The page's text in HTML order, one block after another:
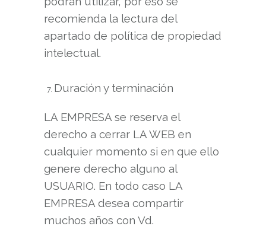
recomienda la lectura del
apartado de política de propiedad
intelectual.
Duración y terminación
LA EMPRESA se reserva el
derecho a cerrar LA WEB en
cualquier momento si en que ello
genere derecho alguno al
USUARIO. En todo caso LA
EMPRESA desea compartir
muchos años con Vd.